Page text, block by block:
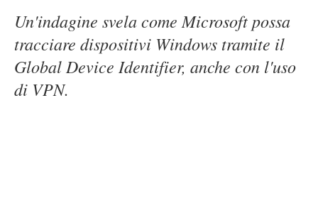
Un'indagine svela come Microsoft possa
tracciare dispositivi Windows tramite il
Global Device Identifier, anche con l'uso
di VPN.